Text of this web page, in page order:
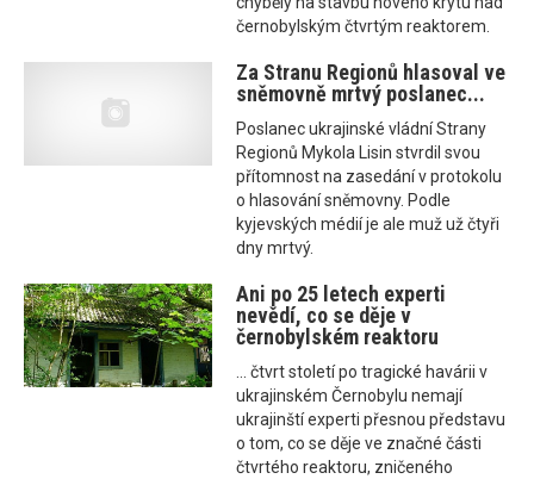
černobylským čtvrtým reaktorem.
Za Stranu Regionů hlasoval ve
sněmovně mrtvý poslanec...
Poslanec ukrajinské vládní Strany
Regionů Mykola Lisin stvrdil svou
přítomnost na zasedání v protokolu
o hlasování sněmovny. Podle
kyjevských médií je ale muž už čtyři
dny mrtvý.
Ani po 25 letech experti
nevědí, co se děje v
černobylském reaktoru
... čtvrt století po tragické havárii v
ukrajinském Černobylu nemají
ukrajinští experti přesnou představu
o tom, co se děje ve značné části
čtvrtého reaktoru, zničeného